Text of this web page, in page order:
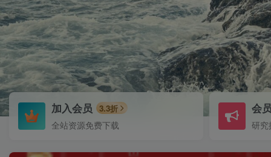
加入会员 3.3折
全站资源免费下载
会
研究